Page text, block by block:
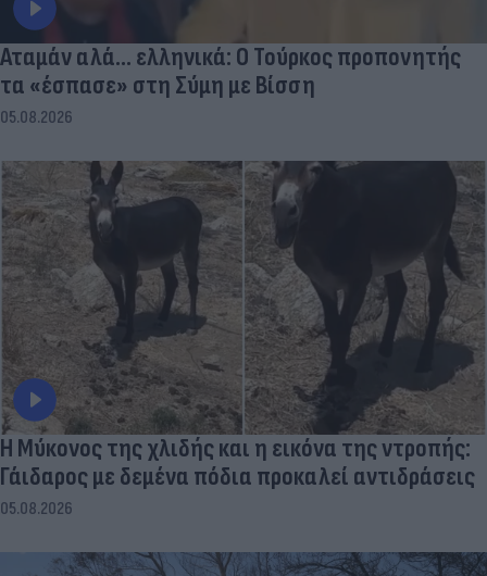
Αταμάν αλά... ελληνικά: Ο Τούρκος προπονητής
τα «έσπασε» στη Σύμη με Βίσση
05.08.2026
Η Μύκονος της χλιδής και η εικόνα της ντροπής:
Γάιδαρος με δεμένα πόδια προκαλεί αντιδράσεις
05.08.2026